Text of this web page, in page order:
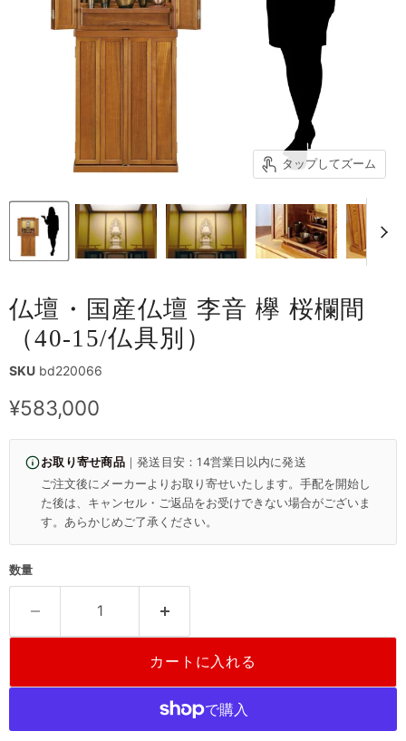
タップしてズーム
仏壇・国産仏壇 李音 欅 桜欄間
（40-15/仏具別）
SKU bd220066
現在の価格
¥583,000
お取り寄せ商品｜発送目安：14営業日以内に発送
ご注文後にメーカーよりお取り寄せいたします。手配を開始し
た後は、キャンセル・ご返品をお受けできない場合がございま
す。あらかじめご了承ください。
数量
カートに入れる